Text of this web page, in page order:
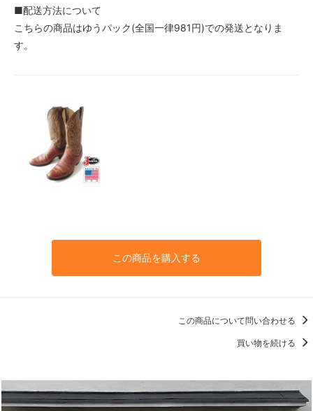
■配送方法について
こちらの商品はゆうパック(全国一律981円)での発送となりま
す。
この商品を購入する
この商品について問い合わせる
買い物を続ける